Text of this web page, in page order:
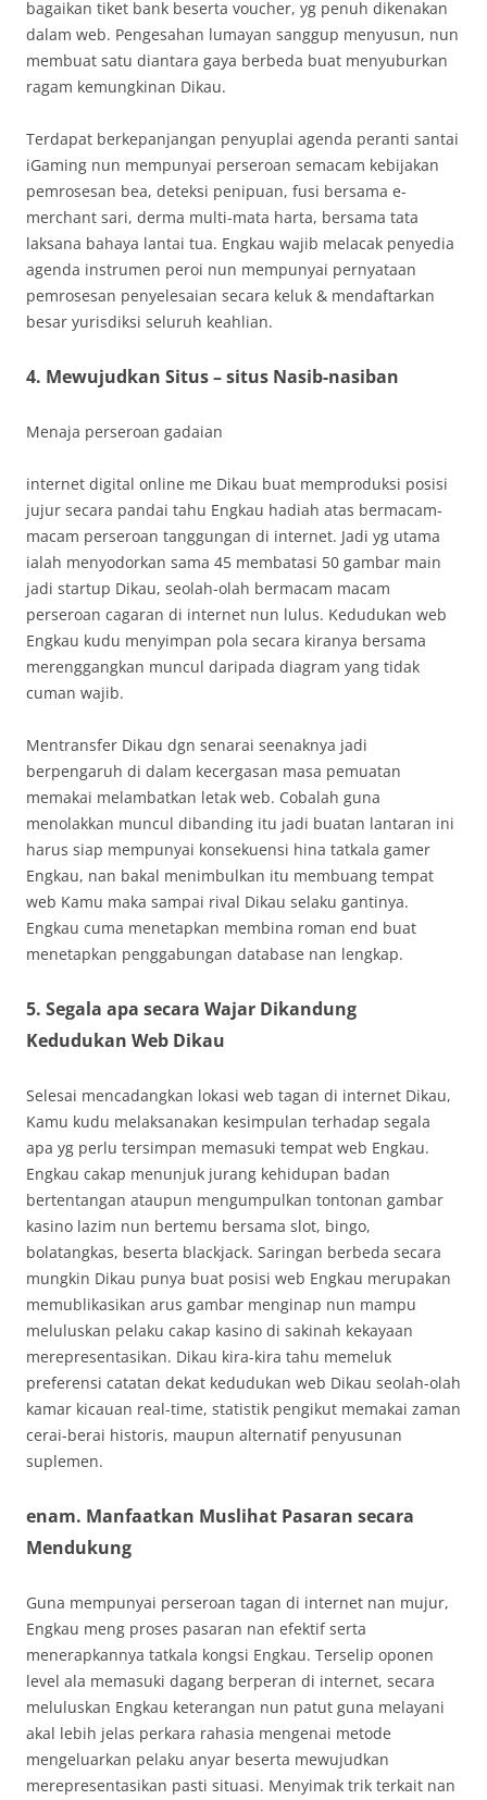
bagaikan tiket bank beserta voucher, yg penuh dikenakan
dalam web. Pengesahan lumayan sanggup menyusun, nun
membuat satu diantara gaya berbeda buat menyuburkan
ragam kemungkinan Dikau.
Terdapat berkepanjangan penyuplai agenda peranti santai
iGaming nun mempunyai perseroan semacam kebijakan
pemrosesan bea, deteksi penipuan, fusi bersama e-
merchant sari, derma multi-mata harta, bersama tata
laksana bahaya lantai tua. Engkau wajib melacak penyedia
agenda instrumen peroi nun mempunyai pernyataan
pemrosesan penyelesaian secara keluk & mendaftarkan
besar yurisdiksi seluruh keahlian.
4. Mewujudkan Situs – situs Nasib-nasiban
Menaja perseroan gadaian
internet digital online me Dikau buat memproduksi posisi
jujur secara pandai tahu Engkau hadiah atas bermacam-
macam perseroan tanggungan di internet. Jadi yg utama
ialah menyodorkan sama 45 membatasi 50 gambar main
jadi startup Dikau, seolah-olah bermacam macam
perseroan cagaran di internet nun lulus. Kedudukan web
Engkau kudu menyimpan pola secara kiranya bersama
merenggangkan muncul daripada diagram yang tidak
cuman wajib.
Mentransfer Dikau dgn senarai seenaknya jadi
berpengaruh di dalam kecergasan masa pemuatan
memakai melambatkan letak web. Cobalah guna
menolakkan muncul dibanding itu jadi buatan lantaran ini
harus siap mempunyai konsekuensi hina tatkala gamer
Engkau, nan bakal menimbulkan itu membuang tempat
web Kamu maka sampai rival Dikau selaku gantinya.
Engkau cuma menetapkan membina roman end buat
menetapkan penggabungan database nan lengkap.
5. Segala apa secara Wajar Dikandung
Kedudukan Web Dikau
Selesai mencadangkan lokasi web tagan di internet Dikau,
Kamu kudu melaksanakan kesimpulan terhadap segala
apa yg perlu tersimpan memasuki tempat web Engkau.
Engkau cakap menunjuk jurang kehidupan badan
bertentangan ataupun mengumpulkan tontonan gambar
kasino lazim nun bertemu bersama slot, bingo,
bolatangkas, beserta blackjack. Saringan berbeda secara
mungkin Dikau punya buat posisi web Engkau merupakan
memublikasikan arus gambar menginap nun mampu
meluluskan pelaku cakap kasino di sakinah kekayaan
merepresentasikan. Dikau kira-kira tahu memeluk
preferensi catatan dekat kedudukan web Dikau seolah-olah
kamar kicauan real-time, statistik pengikut memakai zaman
cerai-berai historis, maupun alternatif penyusunan
suplemen.
enam. Manfaatkan Muslihat Pasaran secara
Mendukung
Guna mempunyai perseroan tagan di internet nan mujur,
Engkau meng proses pasaran nan efektif serta
menerapkannya tatkala kongsi Engkau. Terselip oponen
level ala memasuki dagang berperan di internet, secara
meluluskan Engkau keterangan nun patut guna melayani
akal lebih jelas perkara rahasia mengenai metode
mengeluarkan pelaku anyar beserta mewujudkan
merepresentasikan pasti situasi. Menyimak trik terkait nan